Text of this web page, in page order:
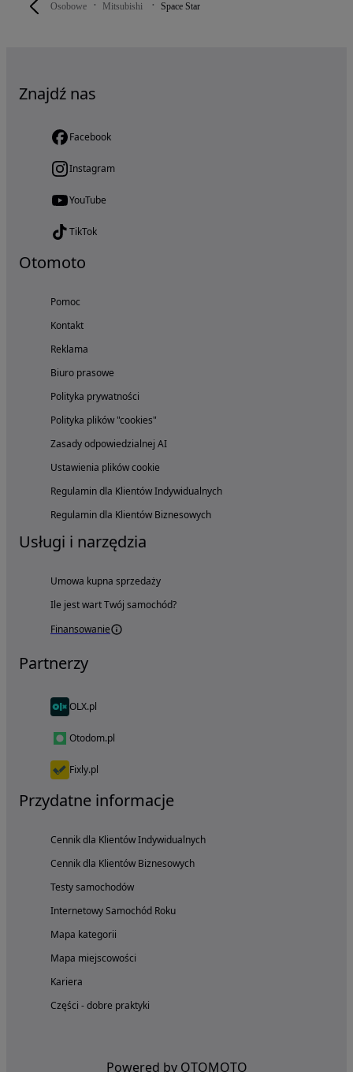
Osobowe Mitsubishi Space Star
Znajdź nas
Facebook
Instagram
YouTube
TikTok
Otomoto
Pomoc
Kontakt
Reklama
Biuro prasowe
Polityka prywatności
Polityka plików "cookies"
Zasady odpowiedzialnej AI
Ustawienia plików cookie
Regulamin dla Klientów Indywidualnych
Regulamin dla Klientów Biznesowych
Usługi i narzędzia
Umowa kupna sprzedaży
Ile jest wart Twój samochód?
Finansowanie
Partnerzy
OLX.pl
Otodom.pl
Fixly.pl
Przydatne informacje
Cennik dla Klientów Indywidualnych
Cennik dla Klientów Biznesowych
Testy samochodów
Internetowy Samochód Roku
Mapa kategorii
Mapa miejscowości
Kariera
Części - dobre praktyki
Powered by OTOMOTO